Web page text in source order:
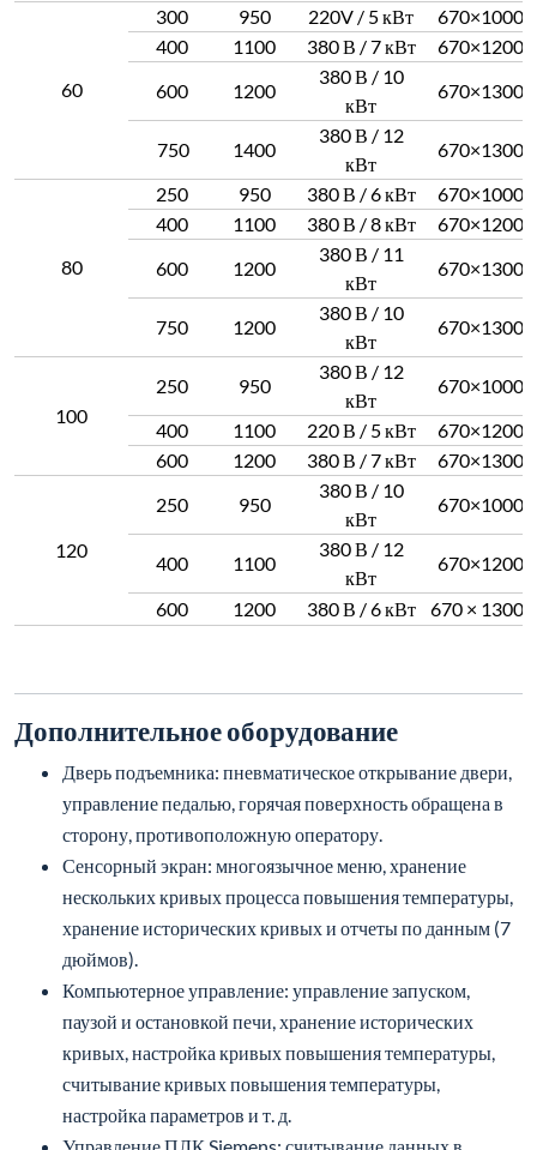
60
300 950 220V / 5 кВт
400
1100 380 В / 7 кВт
600
1200
380 В / 10
кВт
750 1400
380 В / 12
кВт
80
250 950 380 В / 6 кВт
400
1100 380 В / 8 кВт
600
1200
380 В / 11
кВт
750 1200
380 В / 10
кВт
100
250 950
380 В / 12
кВт
400
1100 220 В / 5 кВт
600
1200 380 В / 7 кВт
120
250 950
380 В / 10
кВт
400 1100
380 В / 12
кВт
600
1200 380 В / 6 кВт 670 × 1300
Дополнительное оборудование
Дверь подъемника: пневматическое открывание двери,
управление педалью, горячая поверхность обращена в
сторону, противоположную оператору.
Сенсорный экран: многоязычное меню, хранение
нескольких кривых процесса повышения температуры,
хранение исторических кривых и отчеты по данным (7
дюймов).
Компьютерное управление: управление запуском,
паузой и остановкой печи, хранение исторических
кривых, настройка кривых повышения температуры,
считывание кривых повышения температуры,
настройка параметров и т. д.